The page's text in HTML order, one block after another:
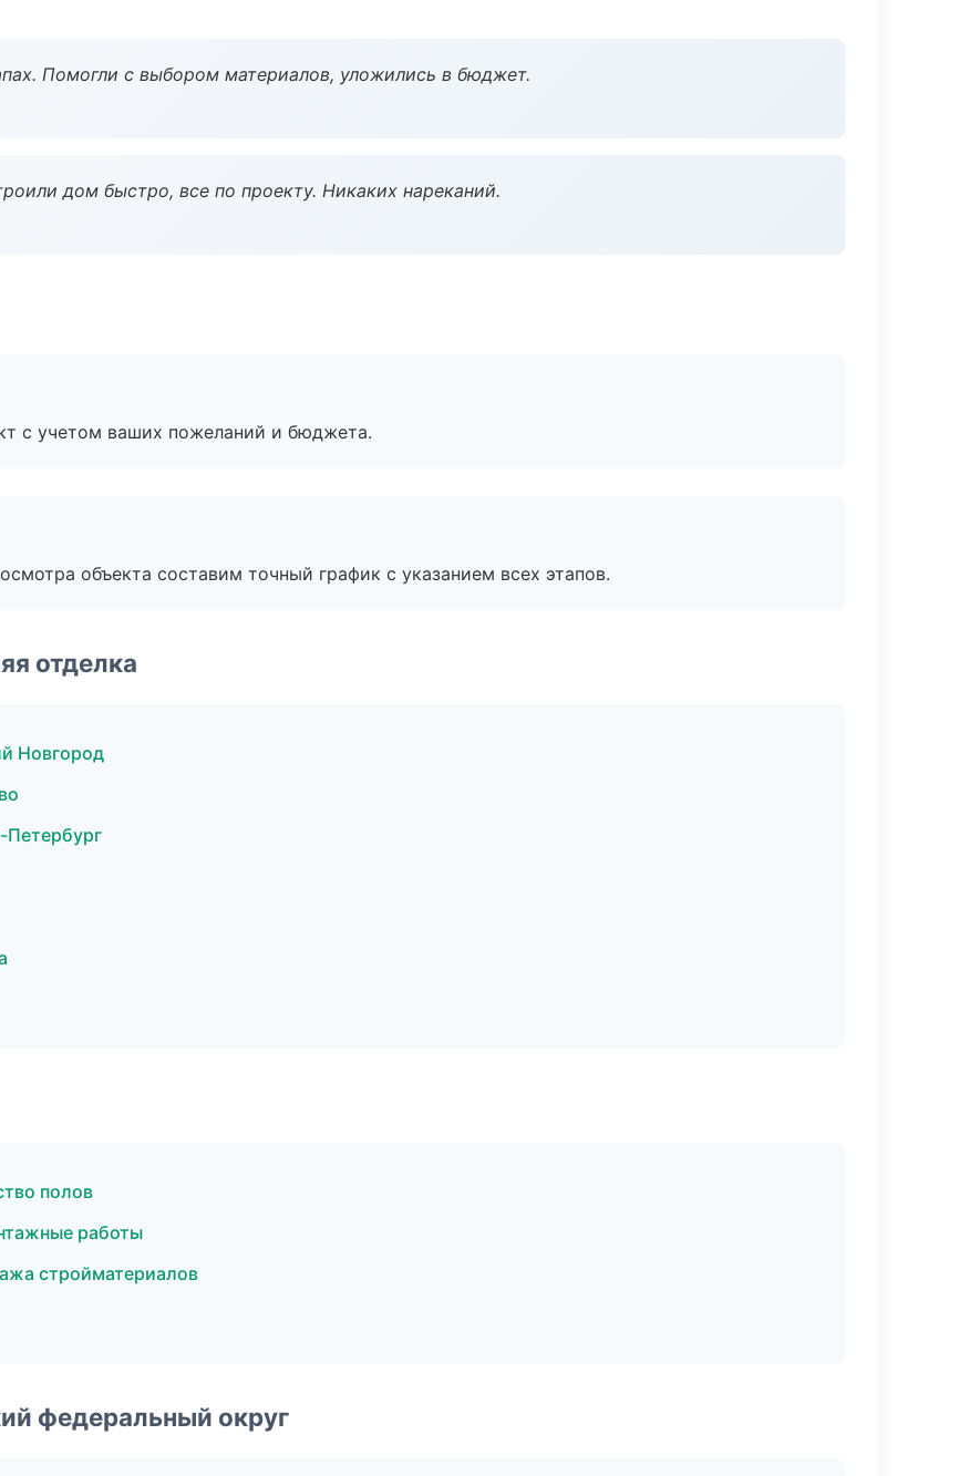
Помогли с выбором материалов, уложились в бюджет.
дом быстро, все по проекту. Никаких нареканий.
с учетом ваших пожеланий и бюджета.
объекта составим точный график с указанием всех этапов.
отделка
Новгород
полов
работы
стройматериалов
федеральный округ